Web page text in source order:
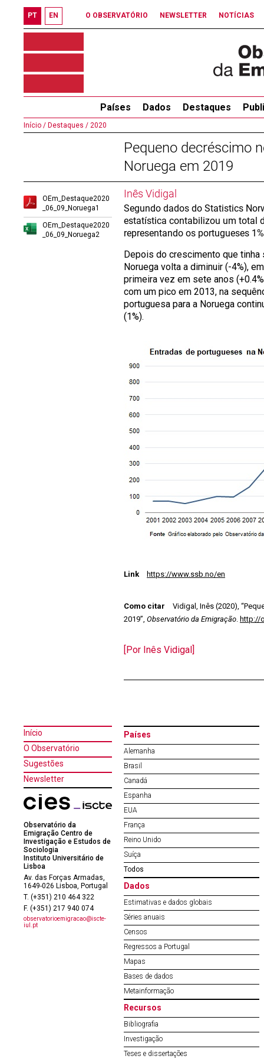
PT EN O OBSERVATÓRIO NEWSLETTER NOTÍCIAS
Países Dados Destaques
Início / Destaques / 2020
Pequeno decréscimo
Noruega em 2019
OEm_Destaque2020
_06_09_Noruega1
OEm_Destaque2020
_06_09_Noruega2
Inês Vidigal
Segundo dados do Statistics
estatística contabilizou um total
representando os portugueses
Depois do crescimento que
Noruega volta a diminuir (-4%),
primeira vez em sete anos
com um pico em 2013, na
portuguesa para a Noruega
(1%).
Link https://www.ssb.no/en
Como citar Vidigal, Inês (2020),
2019”, Observatório da Emigração. http://
[Por Inês Vidigal]
Início
O Observatório
Sugestões
Newsletter
Observatório da
Emigração Centro de
Investigação e Estudos de
Sociologia
Instituto Universitário de
Lisboa
Av. das Forças Armadas,
1649-026 Lisboa, Portugal
T. (+351) 210 464 322
F. (+351) 217 940 074
observatorioemigracao@iscte-
iul.pt
Países
Alemanha
Brasil
Canadá
Espanha
EUA
França
Reino Unido
Suíça
Todos
Dados
Estimativas e dados globais
Séries anuais
Censos
Regressos a Portugal
Mapas
Bases de dados
Metainformação
Recursos
Bibliografia
Investigação
Teses e dissertações